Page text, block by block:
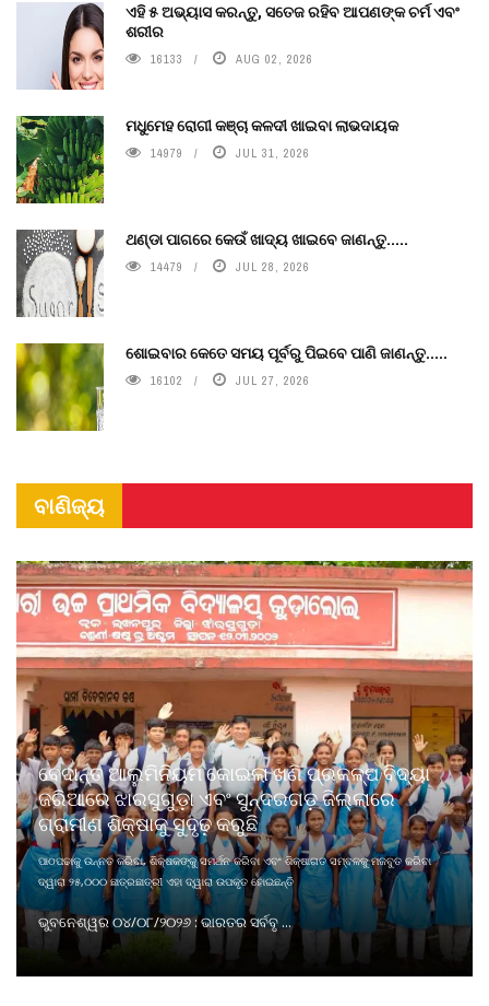
ଏହି ୫ ଅଭ୍ୟାସ କରନ୍ତୁ, ସତେଜ ରହିବ ଆପଣଙ୍କ ଚର୍ମ ଏବଂ
ଶରୀର
16133 AUG 02, 2026
ମଧୁମେହ ରୋଗୀ କଞ୍ଚା କଳଦୀ ଖାଇବା ଲାଭଦାୟକ
14979 JUL 31, 2026
ଥଣ୍ଡା ପାଗରେ କେଉଁ ଖାଦ୍ୟ ଖାଇବେ ଜାଣନ୍ତୁ.....
14479 JUL 28, 2026
ଶୋଇବାର କେତେ ସମୟ ପୂର୍ବରୁ ପିଇବେ ପାଣି ଜାଣନ୍ତୁ.....
16102 JUL 27, 2026
ବାଣିଜ୍ୟ
ବେଦାନ୍ତ ଆଲୁମିନିୟମ କୋଇଲା ଖଣି ପ୍ରକଳ୍ପ ବିଦ୍ୟା
ଜରିଆରେ ଝାରସୁଗୁଡ଼ା ଏବଂ ସୁନ୍ଦରଗଡ଼ ଜିଲ୍ଲାରେ
ଗ୍ରାମୀଣ ଶିକ୍ଷାକୁ ସୁଦୃଢ଼ କରୁଛି
ପାଠପଢାକୁ ଉନ୍ନତ କରିବା, ଶିକ୍ଷକଙ୍କୁ ସମର୍ଥନ କରିବା ଏବଂ ଶିକ୍ଷାଗତ ସମ୍ବଳକୁ ମଜବୁତ କରିବା
ଦ୍ୱାରା ୨୫,୦୦୦ ଛାତ୍ରଛାତ୍ରୀ ଏହା ଦ୍ୱାରା ଉପକୃତ ହୋଇଛନ୍ତି
ଭୁବନେଶ୍ୱର ୦୪/୦୮/୨୦୨୬ : ଭାରତର ସର୍ବବୃ ...